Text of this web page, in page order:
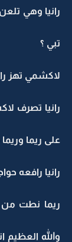
رانيا وهي
تبي ؟
لاكشمي تهز
رانيا تصرف
على ريما
رانيا رافعه
ريما نطت من
والله العظيم